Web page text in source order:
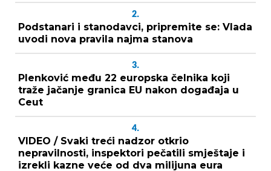
2.
Podstanari i stanodavci, pripremite se: Vlada
uvodi nova pravila najma stanova
3.
Plenković među 22 europska čelnika koji
traže jačanje granica EU nakon događaja u
Ceut
4.
VIDEO / Svaki treći nadzor otkrio
nepravilnosti, inspektori pečatili smještaje i
izrekli kazne veće od dva milijuna eura